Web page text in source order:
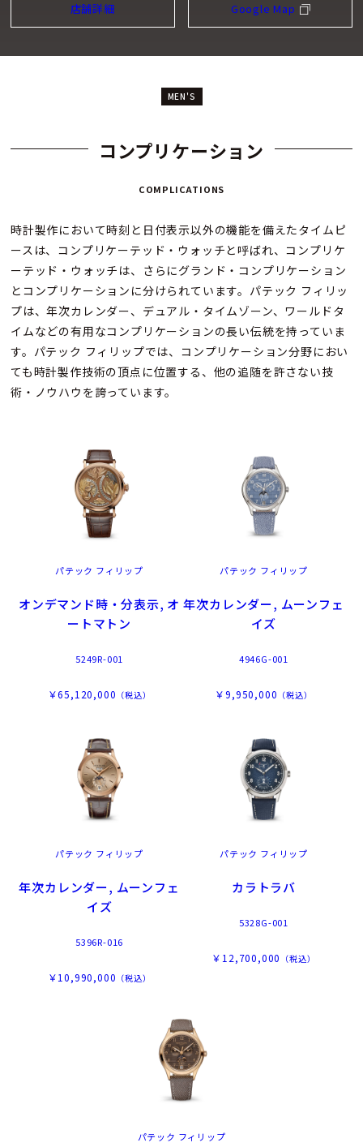
店舗詳細 Google Map
MEN'S
コンプリケーション
COMPLICATIONS
時計製作において時刻と日付表示以外の機能を備えたタイムピ
ースは、コンプリケーテッド・ウォッチと呼ばれ、コンプリケ
ーテッド・ウォッチは、さらにグランド・コンプリケーション
とコンプリケーションに分けられています。パテック フィリッ
プは、年次カレンダー、デュアル・タイムゾーン、ワールドタ
イムなどの有用なコンプリケーションの長い伝統を持っていま
す。パテック フィリップでは、コンプリケーション分野におい
ても時計製作技術の頂点に位置する、他の追随を許さない技
術・ノウハウを誇っています。
パテック フィリップ
オンデマンド時・分表示, オ
ートマトン
5249R-001
￥65,120,000 （税込）
パテック フィリップ
年次カレンダー, ムーンフェ
イズ
4946G-001
￥9,950,000 （税込）
パテック フィリップ
年次カレンダー, ムーンフェ
イズ
5396R-016
￥10,990,000 （税込）
パテック フィリップ
カラトラバ
5328G-001
￥12,700,000 （税込）
パテック フィリップ